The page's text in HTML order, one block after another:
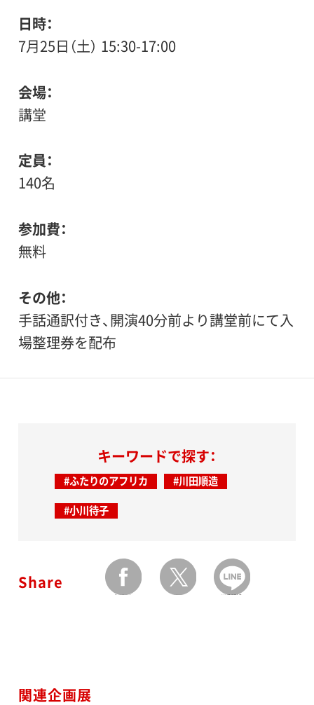
日時
7月25日（土） 15:30-17:00
会場
講堂
定員
140名
参加費
無料
その他
手話通訳付き、開演40分前より講堂前にて入
場整理券を配布
キーワードで探す：
#ふたりのアフリカ #川田順造
#小川待子
Share
facebook twitter LINEで送る
関連企画展